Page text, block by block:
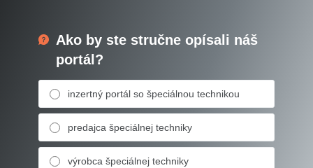
Ako by ste stručne opísali náš
portál?
inzertný portál so špeciálnou technikou
predajca špeciálnej techniky
výrobca špeciálnej techniky